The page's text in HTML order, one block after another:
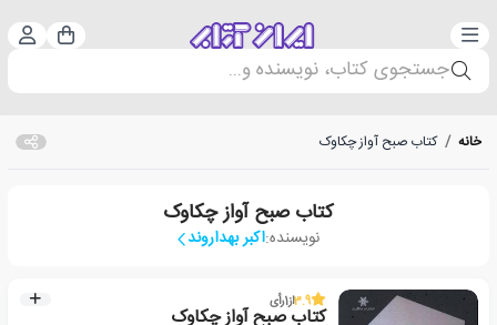
دسته‌بندی سبد
جستجوی کتاب، نویسنده و...
خانه / کتاب صبح آواز چکاوک
کتاب صبح آواز چکاوک
نویسنده:اکبر بهداروند
3.9از1رأی
کتاب صبح آواز چکاوک